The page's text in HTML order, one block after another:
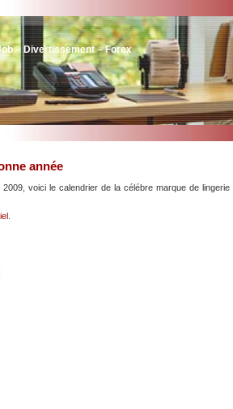
– Divertissement – Forex
année
2009, voici le calendrier de la célébre marque de lingerie